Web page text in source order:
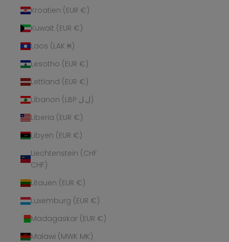
Kroatien (EUR €)
Kuwait (EUR €)
Laos (LAK ₭)
Lesotho (EUR €)
Lettland (EUR €)
Libanon (LBP ل.ل)
Liberia (EUR €)
Libyen (EUR €)
Liechtenstein (CHF
CHF)
Litauen (EUR €)
Luxemburg (EUR €)
Madagaskar (EUR €)
Malawi (MWK MK)